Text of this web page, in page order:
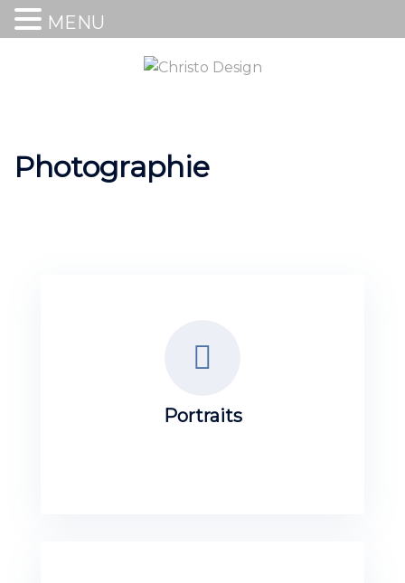
Photographie
Portraits
MENU